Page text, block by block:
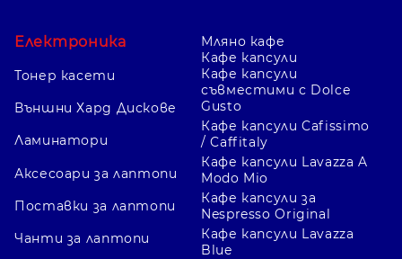
Електроника
Тонер касети
Външни Хард Дискове
Ламинатори
Аксесоари за лаптопи
Поставки за лаптопи
Чанти за лаптопи
Мляно кафе
Кафе капсули
Кафе капсули
съвместими с Dolce
Gusto
Кафе капсули Cafissimo
/ Caffitaly
Кафе капсули Lavazza A
Modo Mio
Кафе капсули за
Nespresso Original
Кафе капсули Lavazza
Blue